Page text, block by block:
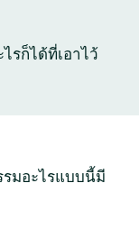
รก็ได้ที่เอาไว้
รมอะไรแบบนี้มี